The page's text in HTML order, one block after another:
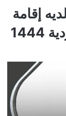
إقامة